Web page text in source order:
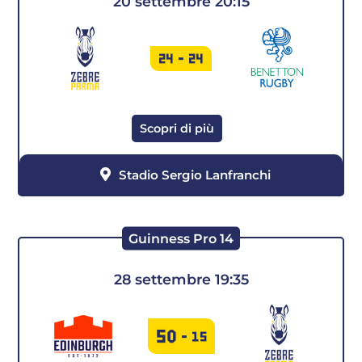
24 - 24
Stadio Sergio Lanfranchi
Scopri di più
28 settembre 19:35
Guinness Pro 14
50 - 15